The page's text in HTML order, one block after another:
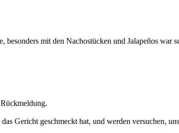
besonders mit den Nachostücken und Jalapeños war
Gericht geschmeckt hat, und werden versuchen,